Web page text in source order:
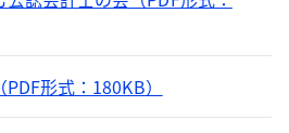
形式：180KB）